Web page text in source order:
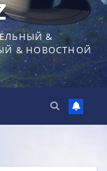
&
& НОВОСТНОЙ